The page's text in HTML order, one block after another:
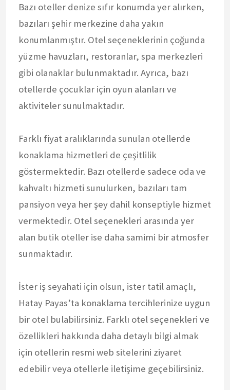
Bazı oteller denize sıfır konumda yer alırken,
bazıları şehir merkezine daha yakın
konumlanmıştır. Otel seçeneklerinin çoğunda
yüzme havuzları, restoranlar, spa merkezleri
gibi olanaklar bulunmaktadır. Ayrıca, bazı
otellerde çocuklar için oyun alanları ve
aktiviteler sunulmaktadır.
Farklı fiyat aralıklarında sunulan otellerde
konaklama hizmetleri de çeşitlilik
göstermektedir. Bazı otellerde sadece oda ve
kahvaltı hizmeti sunulurken, bazıları tam
pansiyon veya her şey dahil konseptiyle hizmet
vermektedir. Otel seçenekleri arasında yer
alan butik oteller ise daha samimi bir atmosfer
sunmaktadır.
İster iş seyahati için olsun, ister tatil amaçlı,
Hatay Payas’ta konaklama tercihlerinize uygun
bir otel bulabilirsiniz. Farklı otel seçenekleri ve
özellikleri hakkında daha detaylı bilgi almak
için otellerin resmi web sitelerini ziyaret
edebilir veya otellerle iletişime geçebilirsiniz.